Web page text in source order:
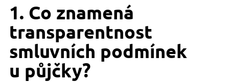
1. Co znamená
transparentnost
smluvních podmínek
u půjčky?